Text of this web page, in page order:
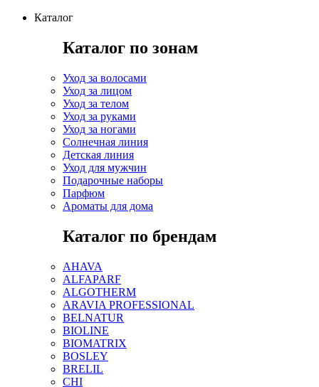
Каталог
Каталог по зонам
Уход за волосами
Уход за лицом
Уход за телом
Уход за руками
Уход за ногами
Солнечная линия
Детская линия
Уход для мужчин
Подарочные наборы
Парфюм
Ароматы для дома
Каталог по брендам
AHAVA
ALFAPARF
ALGOTHERM
ARAVIA PROFESSIONAL
BELNATUR
BIOLINE
BIOMATRIX
BOSLEY
BRELIL
CHI